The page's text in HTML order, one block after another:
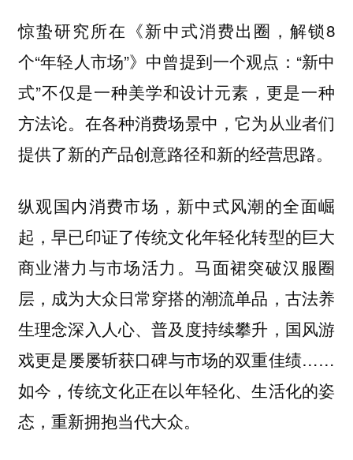
惊蛰研究所在《新中式消费出圈，解锁8
个“年轻人市场”》中曾提到一个观点：“新中
式”不仅是一种美学和设计元素，更是一种
方法论。在各种消费场景中，它为从业者们
提供了新的产品创意路径和新的经营思路。
纵观国内消费市场，新中式风潮的全面崛
起，早已印证了传统文化年轻化转型的巨大
商业潜力与市场活力。马面裙突破汉服圈
层，成为大众日常穿搭的潮流单品，古法养
生理念深入人心、普及度持续攀升，国风游
戏更是屡屡斩获口碑与市场的双重佳绩……
如今，传统文化正在以年轻化、生活化的姿
态，重新拥抱当代大众。